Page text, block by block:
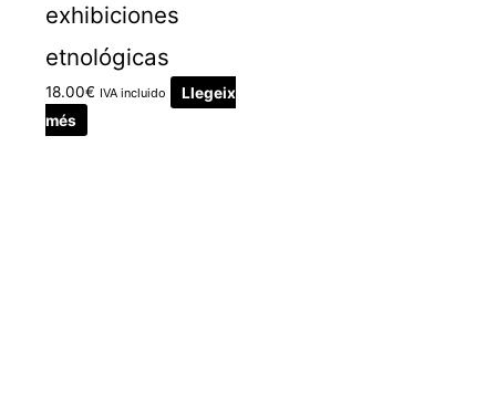
exhibiciones
etnológicas
18.00€ IVA incluido
Llegeix
més